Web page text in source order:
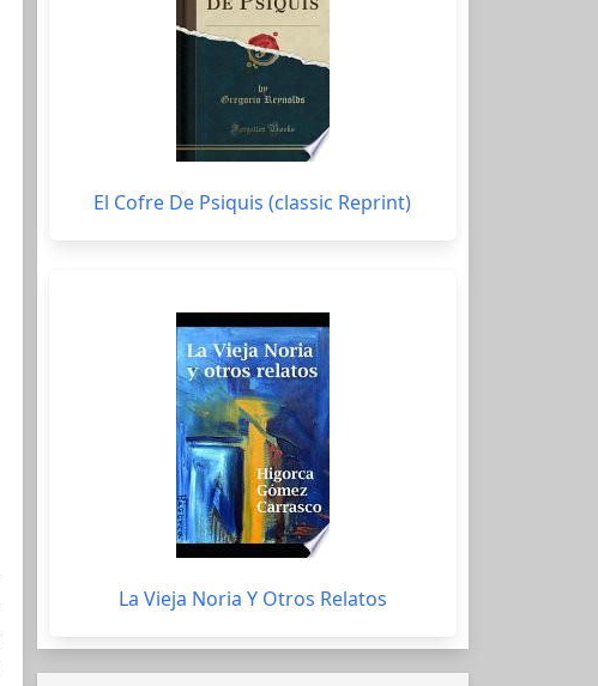
El Cofre De Psiquis (classic Reprint)
La Vieja Noria Y Otros Relatos